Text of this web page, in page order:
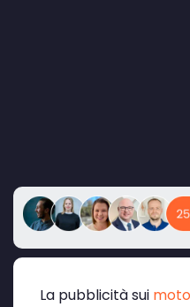
La pubblicità sui